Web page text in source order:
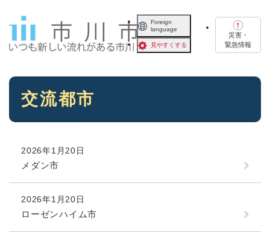
Foreign
language
見やすくする
災害・
緊急情報
本
交流都市
2026年1月20日
メダン市
2026年1月20日
ローゼンハイム市